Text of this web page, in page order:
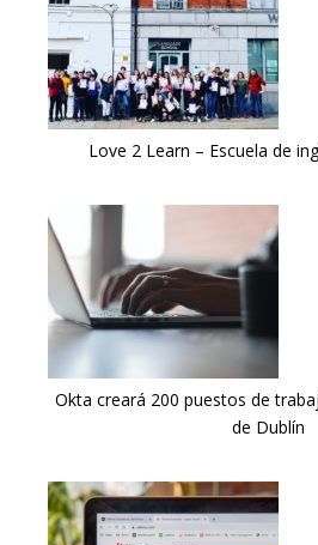
Love 2 Learn – Escuela de
Okta creará 200 puestos de
de Dublín